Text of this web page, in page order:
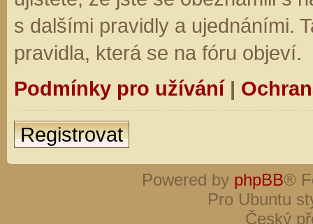
s dalšími pravidly a ujednáními.
pravidla, která se na fóru objeví.
Podmínky pro užívání|
Registrovat
Powered by phpBB®
Pro Ubuntu
Český